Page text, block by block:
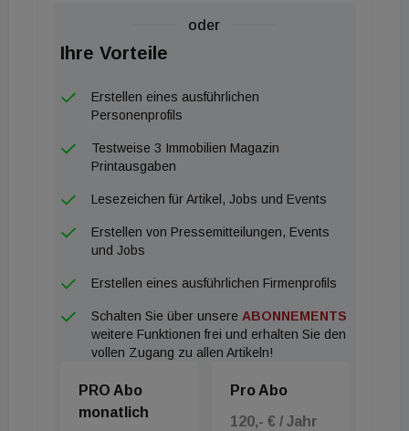
oder
Ihre Vorteile
Erstellen eines ausführlichen
Personenprofils
Testweise 3 Immobilien Magazin
Printausgaben
Lesezeichen für Artikel, Jobs und Events
Erstellen von Pressemitteilungen, Events
und Jobs
Erstellen eines ausführlichen Firmenprofils
Schalten Sie über unsere ABONNEMENTS
weitere Funktionen frei und erhalten Sie den
vollen Zugang zu allen Artikeln!
PRO Abo
monatlich
Pro Abo
120,- € / Jahr